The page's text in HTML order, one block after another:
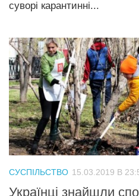
суворі карантинні...
СУСПІЛЬСТВО 15.03.2019 В
Українці знайшли